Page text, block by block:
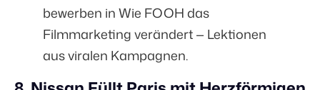
bewerben inWie FOOH das
Filmmarketing verändert — Lektionen
aus viralen Kampagnen.